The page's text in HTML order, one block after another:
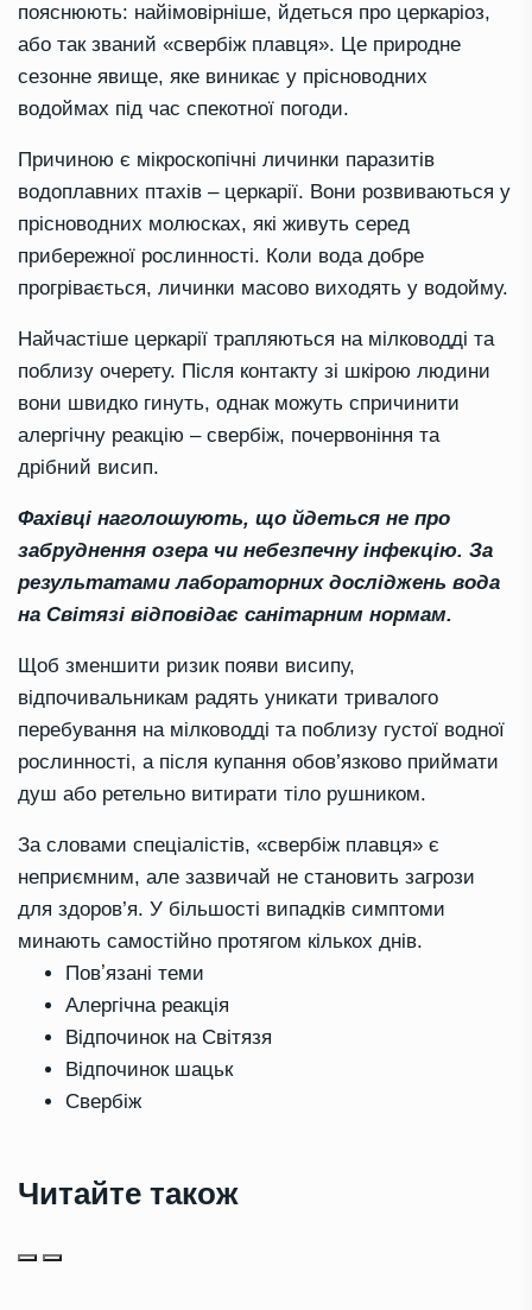
пояснюють: найімовірніше, йдеться про церкаріоз,
або так званий «свербіж плавця». Це природне
сезонне явище, яке виникає у прісноводних
водоймах під час спекотної погоди.
Причиною є мікроскопічні личинки паразитів
водоплавних птахів – церкарії. Вони розвиваються у
прісноводних молюсках, які живуть серед
прибережної рослинності. Коли вода добре
прогрівається, личинки масово виходять у водойму.
Найчастіше церкарії трапляються на мілководді та
поблизу очерету. Після контакту зі шкірою людини
вони швидко гинуть, однак можуть спричинити
алергічну реакцію – свербіж, почервоніння та
дрібний висип.
Фахівці наголошують, що йдеться не про
забруднення озера чи небезпечну інфекцію. За
результатами лабораторних досліджень вода
на Світязі відповідає санітарним нормам.
Щоб зменшити ризик появи висипу,
відпочивальникам радять уникати тривалого
перебування на мілководді та поблизу густої водної
рослинності, а після купання обов’язково приймати
душ або ретельно витирати тіло рушником.
За словами спеціалістів, «свербіж плавця» є
неприємним, але зазвичай не становить загрози
для здоров’я. У більшості випадків симптоми
минають самостійно протягом кількох днів.
Повʼязані теми
Алергічна реакція
Відпочинок на Світязя
Відпочинок шацьк
Свербіж
Читайте також